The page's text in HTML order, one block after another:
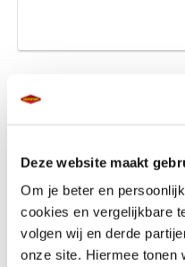
Deze website maakt
Om je beter en
cookies en vergelijkbare
volgen wij en derde
onze site. Hiermee tonen
Woonplaats *